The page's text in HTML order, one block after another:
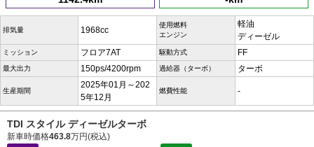
排気量 1968cc
使用燃料
エンジン
軽油
ディーゼル
ミッション フロア7AT 駆動方式 FF
最大出力 150ps/4200rpm 過給器（ターボ） ターボ
生産期間
2025年01月～202
5年12月
燃費性能 -
TDI スタイル ディーゼルターボ
新車時価格463.8万円(税込)